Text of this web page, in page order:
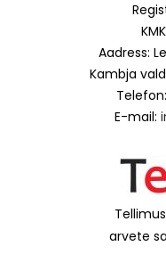
Aadress:
Kambja
Telefon:
E-mail:
arvete